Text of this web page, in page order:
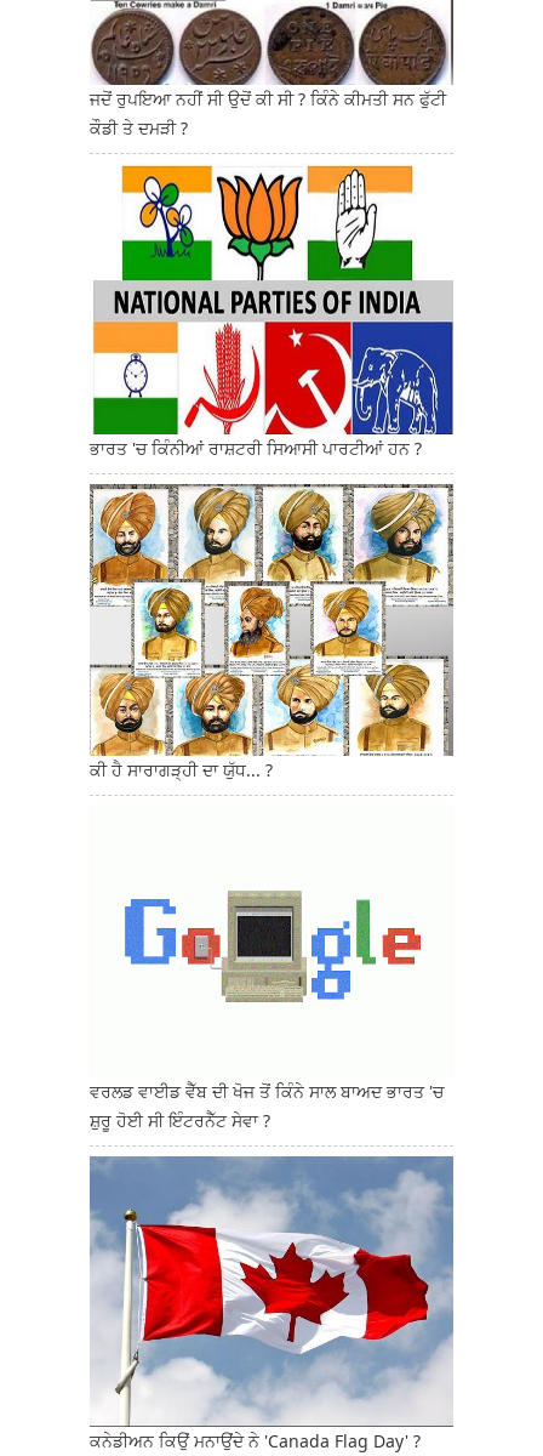
ਜਦੋਂ ਰੁਪਇਆ ਨਹੀਂ ਸੀ ਉਦੋਂ ਕੀ ਸੀ ? ਕਿੰਨੇ ਕੀਮਤੀ ਸਨ ਫੁੱਟੀ
ਕੌਡੀ ਤੇ ਦਮੜੀ ?
ਭਾਰਤ 'ਚ ਕਿੰਨੀਆਂ ਰਾਸ਼ਟਰੀ ਸਿਆਸੀ ਪਾਰਟੀਆਂ ਹਨ ?
ਕੀ ਹੈ ਸਾਰਾਗੜ੍ਹੀ ਦਾ ਯੁੱਧ... ?
ਵਰਲਡ ਵਾਈਡ ਵੈੱਬ ਦੀ ਖੋਜ ਤੋਂ ਕਿੰਨੇ ਸਾਲ ਬਾਅਦ ਭਾਰਤ 'ਚ
ਸ਼ੁਰੂ ਹੋਈ ਸੀ ਇੰਟਰਨੈੱਟ ਸੇਵਾ ?
ਕਨੇਡੀਅਨ ਕਿਉਂ ਮਨਾਉਂਦੇ ਨੇ 'Canada Flag Day' ?